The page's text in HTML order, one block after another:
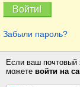
Забыли пароль?
Если ваш
можете войти на